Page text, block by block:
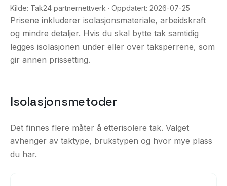
Kilde: Tak24 partnernettverk · Oppdatert: 2026-07-25
Prisene inkluderer isolasjonsmateriale, arbeidskraft
og mindre detaljer. Hvis du skal bytte tak samtidig
legges isolasjonen under eller over taksperrene, som
gir annen prissetting.
Isolasjonsmetoder
Det finnes flere måter å etterisolere tak. Valget
avhenger av taktype, brukstypen og hvor mye plass
du har.